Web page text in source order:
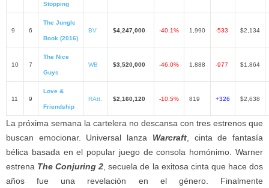
Stopping
9 6
The Jungle
Book (2016)
BV $4,247,000 -40.1% 1,990 -533 $2,134
10 7
The Nice
Guys
WB $3,520,000 -46.0% 1,888 -977 $1,864
11 9
Love &
Friendship
RAtt. $2,160,120 -10.5% 819 +326 $2,638
La próxima semana la cartelera no descansa con tres estrenos que
buscan emocionar. Universal lanza Warcraft, cinta de fantasía
bélica basada en el popular juego de consola homónimo. Warner
estrena The Conjuring 2 , secuela de la exitosa cinta que hace dos
años fue una revelación en el género. Finalmente